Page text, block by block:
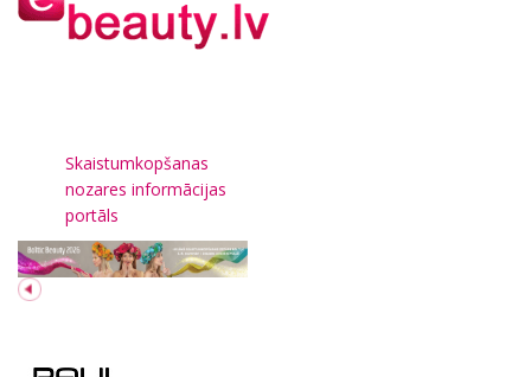
Skaistumkopšanas
nozares informācijas
portāls